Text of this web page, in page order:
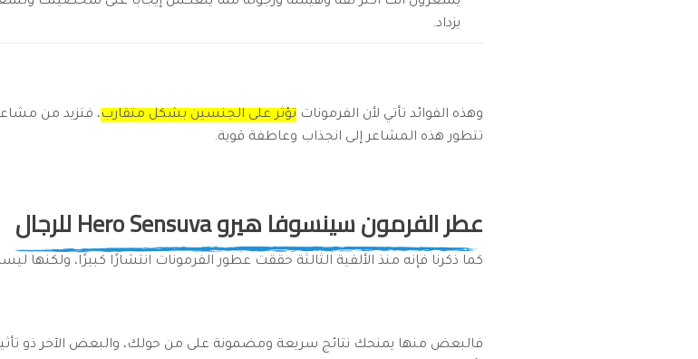
يزداد.
وهذه الفوائد تأتي لأن الفرمونات تؤثر على الجنسين بشكل متقارب، فتزيد من
تتطور هذه المشاعر إلى انجذاب وعاطفة قوية.
عطر الفرمون سينسوفا هيرو Hero Sensuva للرجال
كما ذكرنا فإنه منذ الألفية الثالثة حققت عطور الفرمونات انتشارًا كبيرًا، ولكنها
فالبعض منها يمنحك نتائج سريعة ومضمونة على من حولك، والبعض الآخر ذو